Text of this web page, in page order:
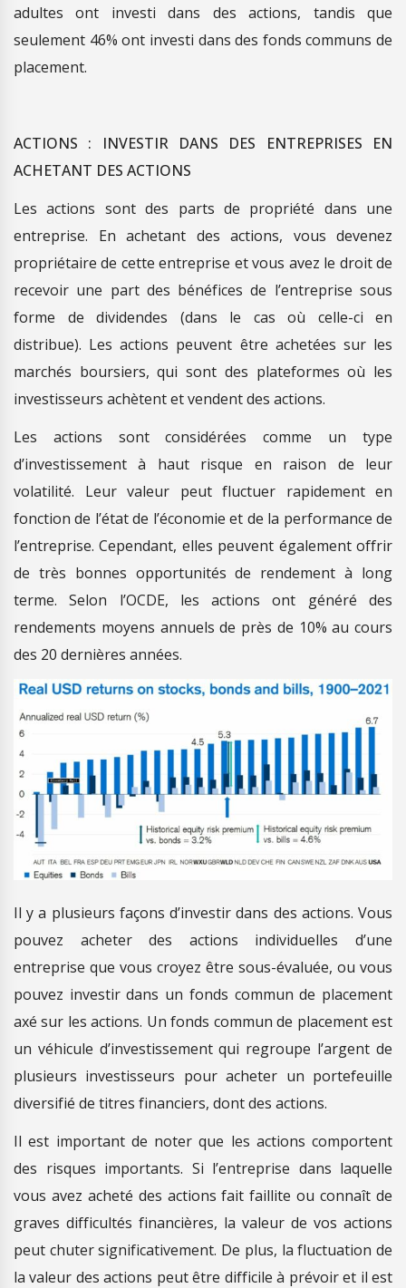
adultes ont investi dans des actions, tandis que
seulement 46% ont investi dans des fonds communs de
placement.
ACTIONS : INVESTIR DANS DES ENTREPRISES EN
ACHETANT DES ACTIONS
Les actions sont des parts de propriété dans une
entreprise. En achetant des actions, vous devenez
propriétaire de cette entreprise et vous avez le droit de
recevoir une part des bénéfices de l’entreprise sous
forme de dividendes (dans le cas où celle-ci en
distribue). Les actions peuvent être achetées sur les
marchés boursiers, qui sont des plateformes où les
investisseurs achètent et vendent des actions.
Les actions sont considérées comme un type
d’investissement à haut risque en raison de leur
volatilité. Leur valeur peut fluctuer rapidement en
fonction de l’état de l’économie et de la performance de
l’entreprise. Cependant, elles peuvent également offrir
de très bonnes opportunités de rendement à long
terme. Selon l’OCDE, les actions ont généré des
rendements moyens annuels de près de 10% au cours
des 20 dernières années.
Il y a plusieurs façons d’investir dans des actions. Vous
pouvez acheter des actions individuelles d’une
entreprise que vous croyez être sous-évaluée, ou vous
pouvez investir dans un fonds commun de placement
axé sur les actions. Un fonds commun de placement est
un véhicule d’investissement qui regroupe l’argent de
plusieurs investisseurs pour acheter un portefeuille
diversifié de titres financiers, dont des actions.
Il est important de noter que les actions comportent
des risques importants. Si l’entreprise dans laquelle
vous avez acheté des actions fait faillite ou connaît de
graves difficultés financières, la valeur de vos actions
peut chuter significativement. De plus, la fluctuation de
la valeur des actions peut être difficile à prévoir et il est